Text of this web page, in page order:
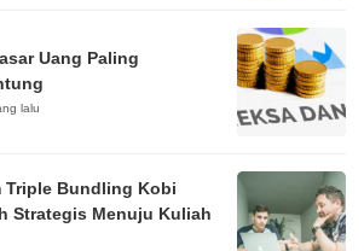
Uang Paling
lalu
Triple Bundling Kobi
Strategis Menuju Kuliah